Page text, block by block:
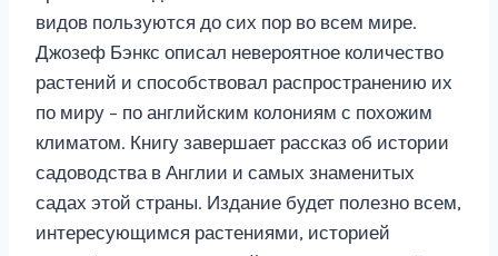
видов пользуются до сих пор во всем мире.
Джозеф Бэнкс описал невероятное количество
растений и способствовал распространению их
по миру – по английским колониям с похожим
климатом. Книгу завершает рассказ об истории
садоводства в Англии и самых знаменитых
садах этой страны. Издание будет полезно всем,
интересующимся растениями, историей